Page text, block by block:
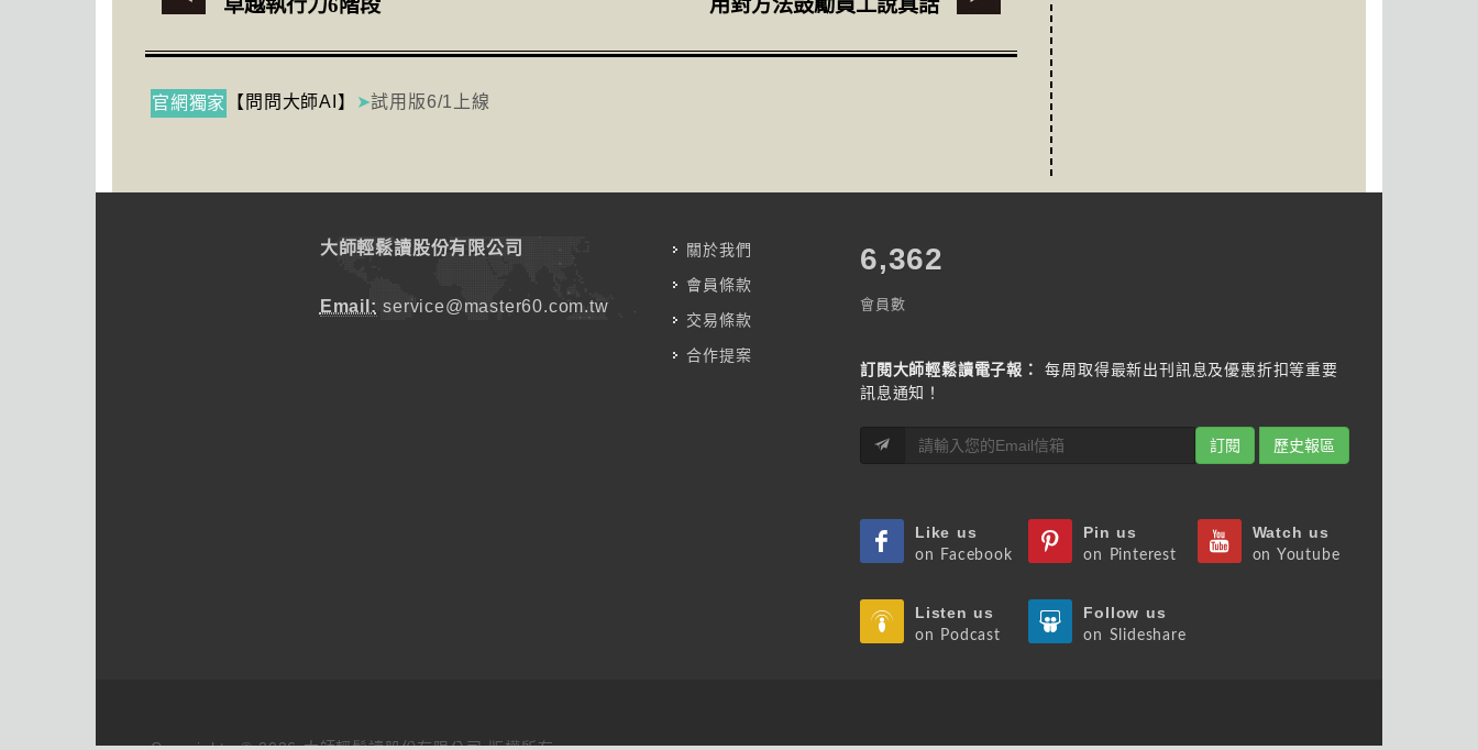
卓越執行力6階段
用對方法鼓勵員工說真話
官網獨家 【問問大師AI】 ➤試用版6/1上線
大師輕鬆讀股份有限公司
Email: service@master60.com.tw
關於我們
會員條款
交易條款
合作提案
7,787
會員數
訂閱大師輕鬆讀電子報：
每周取得最新出刊訊息及優惠折扣等重要
訊息通知！
訂閱 歷史報區
Like us
on Facebook
Pin us
on Pinterest
Watch us
on Youtube
Listen us
on Podcast
Follow us
on Slideshare